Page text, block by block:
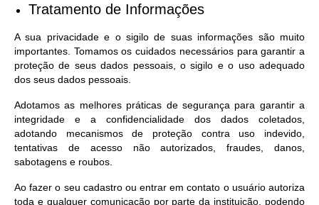
Tratamento de Informações
A sua privacidade e o sigilo de suas informações são muito
importantes. Tomamos os cuidados necessários para garantir a
proteção de seus dados pessoais, o sigilo e o uso adequado
dos seus dados pessoais.
Adotamos as melhores práticas de segurança para garantir a
integridade e a confidencialidade dos dados coletados,
adotando mecanismos de proteção contra uso indevido,
tentativas de acesso não autorizados, fraudes, danos,
sabotagens e roubos.
Ao fazer o seu cadastro ou entrar em contato o usuário autoriza
toda e qualquer comunicação por parte da instituição, podendo